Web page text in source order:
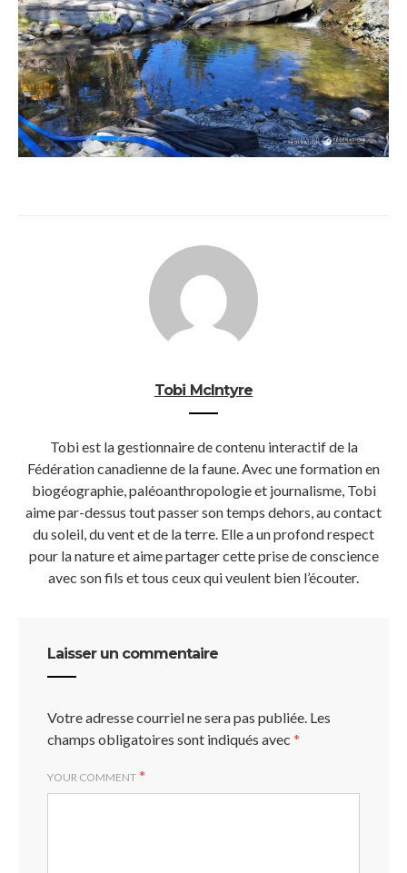
Tobi McIntyre
Tobi est la gestionnaire de contenu interactif de la
Fédération canadienne de la faune. Avec une formation en
biogéographie, paléoanthropologie et journalisme, Tobi
aime par-dessus tout passer son temps dehors, au contact
du soleil, du vent et de la terre. Elle a un profond respect
pour la nature et aime partager cette prise de conscience
avec son fils et tous ceux qui veulent bien l’écouter.
Laisser un commentaire
Votre adresse courriel ne sera pas publiée. Les
champs obligatoires sont indiqués avec *
YOUR COMMENT *